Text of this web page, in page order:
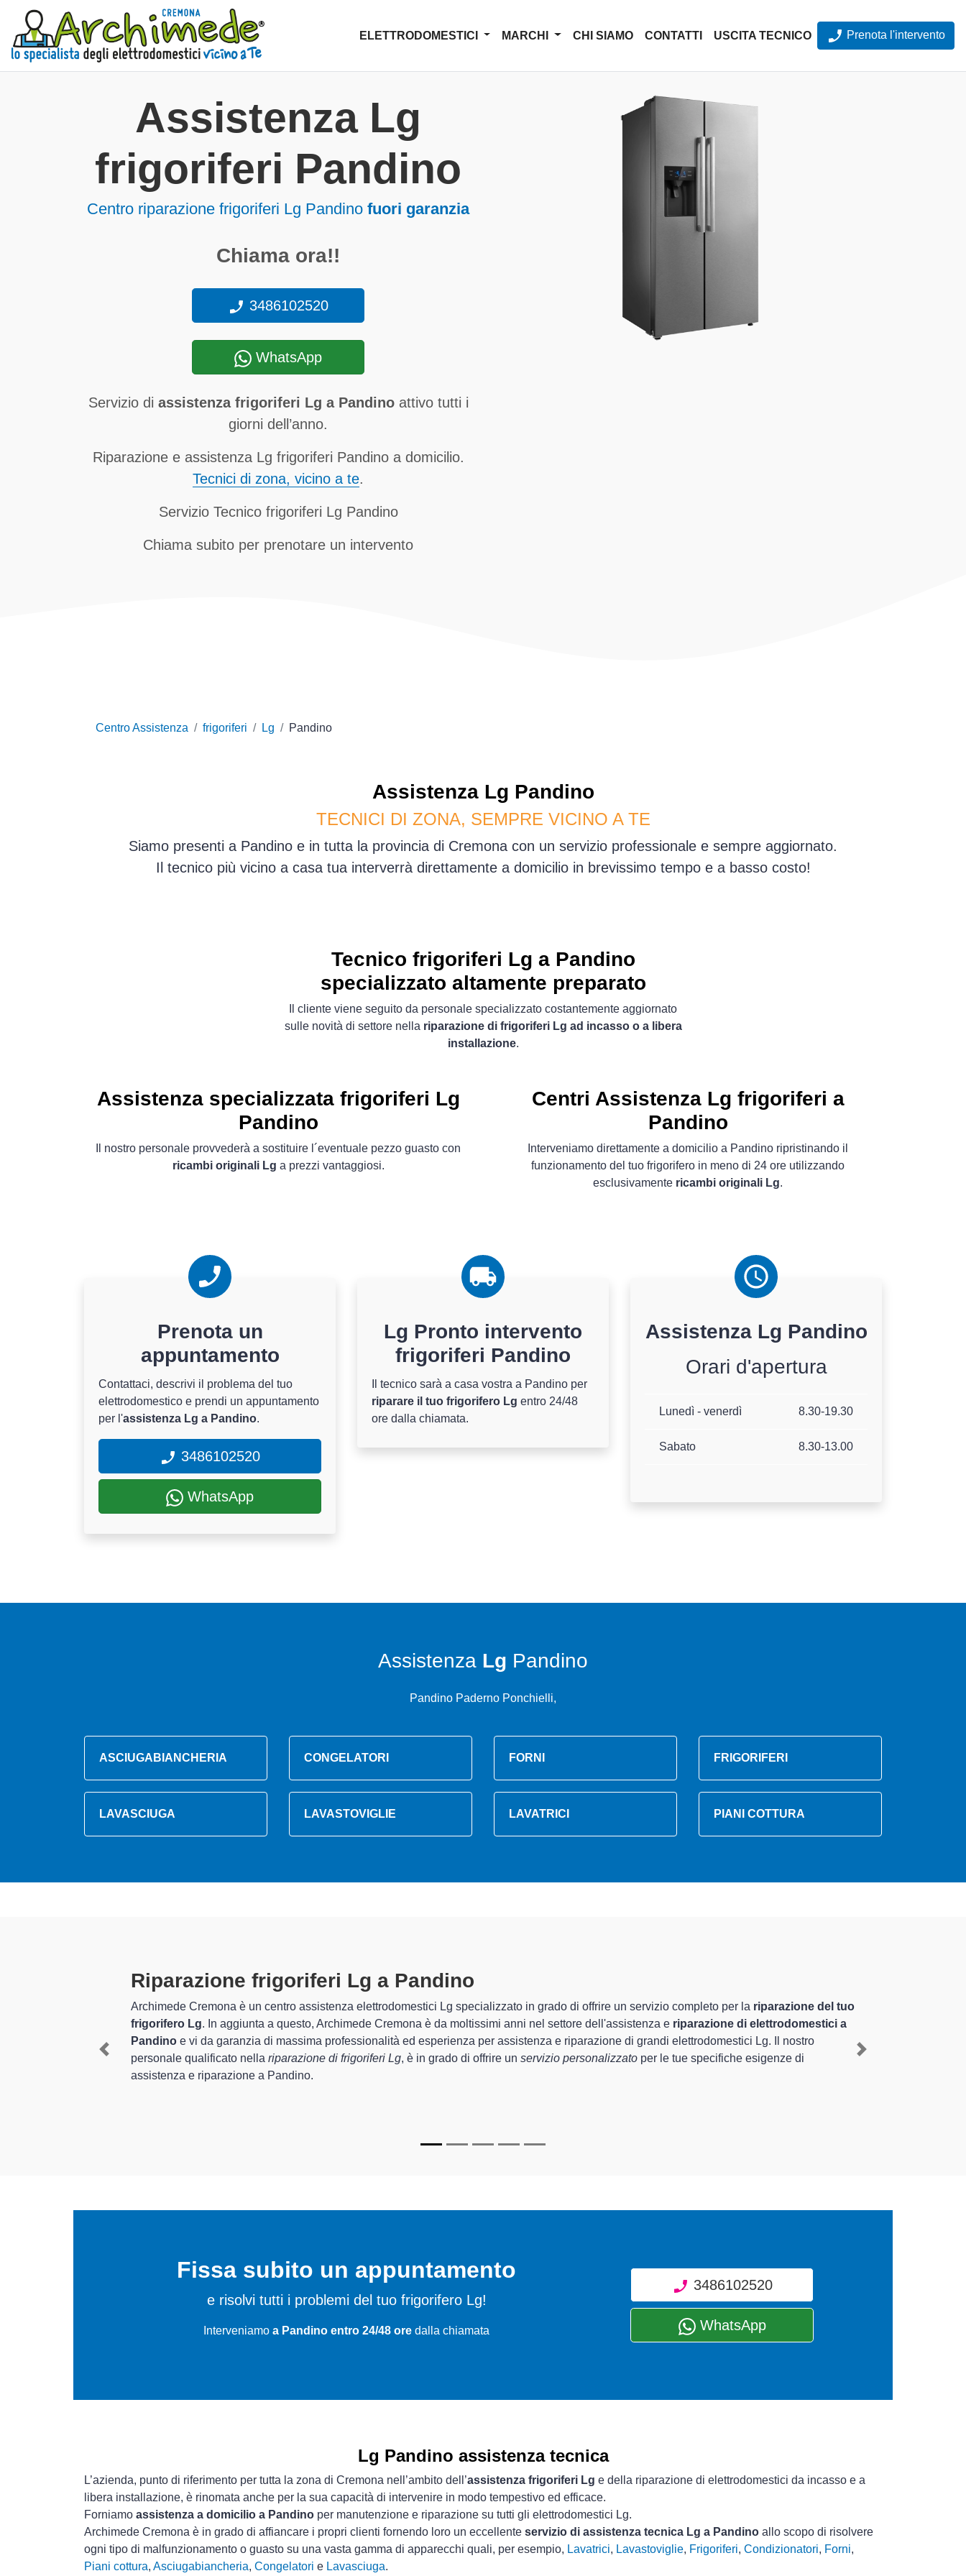
ELETTRODOMESTICI MARCHI CHI SIAMO CONTATTI USCITA TECNICO Prenota l'intervento
Assistenza Lg
frigoriferi Pandino
Centro riparazione frigoriferi Lg Pandino fuori garanzia
Chiama ora!!
3486102520
WhatsApp
Servizio di assistenza frigoriferi Lg a Pandinoattivo tutti i
giorni dell’anno.
Riparazione e assistenza Lg frigoriferi Pandino a domicilio.
Tecnici di zona, vicino a te.
Servizio Tecnico frigoriferi Lg Pandino
Chiama subito per prenotare un intervento
Centro Assistenza frigoriferi Lg Pandino
Assistenza Lg Pandino
TECNICI DI ZONA, SEMPRE VICINO A TE
Siamo presenti a Pandino e in tutta la provincia di Cremona con un servizio professionale e sempre aggiornato.
Il tecnico più vicino a casa tua interverrà direttamente a domicilio in brevissimo tempo e a basso costo!
Tecnico frigoriferi Lg a Pandino
specializzato altamente preparato
Il cliente viene seguito da personale specializzato costantemente aggiornato
sulle novità di settore nella riparazione di frigoriferi Lg ad incasso o a libera
installazione.
Assistenza specializzata frigoriferi Lg
Pandino
Il nostro personale provvederà a sostituire l´eventuale pezzo guasto con
ricambi originali Lg a prezzi vantaggiosi.
Centri Assistenza Lg frigoriferi a
Pandino
Interveniamo direttamente a domicilio a Pandino ripristinando il
funzionamento del tuo frigorifero in meno di 24 ore utilizzando
esclusivamente ricambi originali Lg.
Prenota un
appuntamento
Contattaci, descrivi il problema del tuo
elettrodomestico e prendi un appuntamento
per l'assistenza Lg a Pandino.
3486102520
WhatsApp
Lg Pronto intervento
frigoriferi Pandino
Il tecnico sarà a casa vostra a Pandino per
riparare il tuo frigorifero Lg entro 24/48
ore dalla chiamata.
Assistenza Lg Pandino
Orari d'apertura
Lunedì - venerdì 8.30-19.30
Sabato 8.30-13.00
Assistenza Lg Pandino
Pandino Paderno Ponchielli,
ASCIUGABIANCHERIA CONGELATORI FORNI FRIGORIFERI
LAVASCIUGA LAVASTOVIGLIE LAVATRICI PIANI COTTURA
Tecnici Frigoriferi Lg A Pandino
I tecnici specializzati di Archimede Cremona sono in grado di garantire al cliente esperienza pluriennale nel territorio di Pandino e provincia per
quel che riguarda la sistemazione e lariparazione del tuo frigorifero Lg a Pandino, mediante il ripristino rapido del corretto funzionamento
degli apparecchi.
In più,i tecnici Lg specializzatidi Archimede Cremona sono in grado di fornire interventi di diverse tipologie sugli elettrodomestici da riparare
per farli tornare perfettamente funzionanti e durare a lungo nel tempo.
Previous Next
Fissa subito un appuntamento
e risolvi tutti i problemi del tuo frigorifero Lg!
Interveniamo a Pandino entro 24/48 ore dalla chiamata
3486102520
WhatsApp
Lg Pandino assistenza tecnica
L’azienda, punto di riferimento per tutta la zona di Cremona nell’ambito dell’assistenza frigoriferi Lg e della riparazione di elettrodomestici da incasso e a
libera installazione, è rinomata anche per la sua capacità di intervenire in modo tempestivo ed efficace.
Forniamo assistenza a domicilio a Pandino per manutenzione e riparazione su tutti gli elettrodomestici Lg.
Archimede Cremona è in grado di affiancare i propri clienti fornendo loro un eccellente servizio di assistenza tecnica Lg a Pandino allo scopo di risolvere
ogni tipo di malfunzionamento o guasto su una vasta gamma di apparecchi quali, per esempio, Lavatrici, Lavastoviglie, Frigoriferi, Condizionatori, Forni,
Piani cottura, Asciugabiancheria, Congelatori e Lavasciuga.